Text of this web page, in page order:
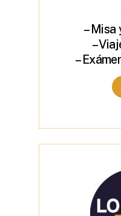
– Misa
–
–